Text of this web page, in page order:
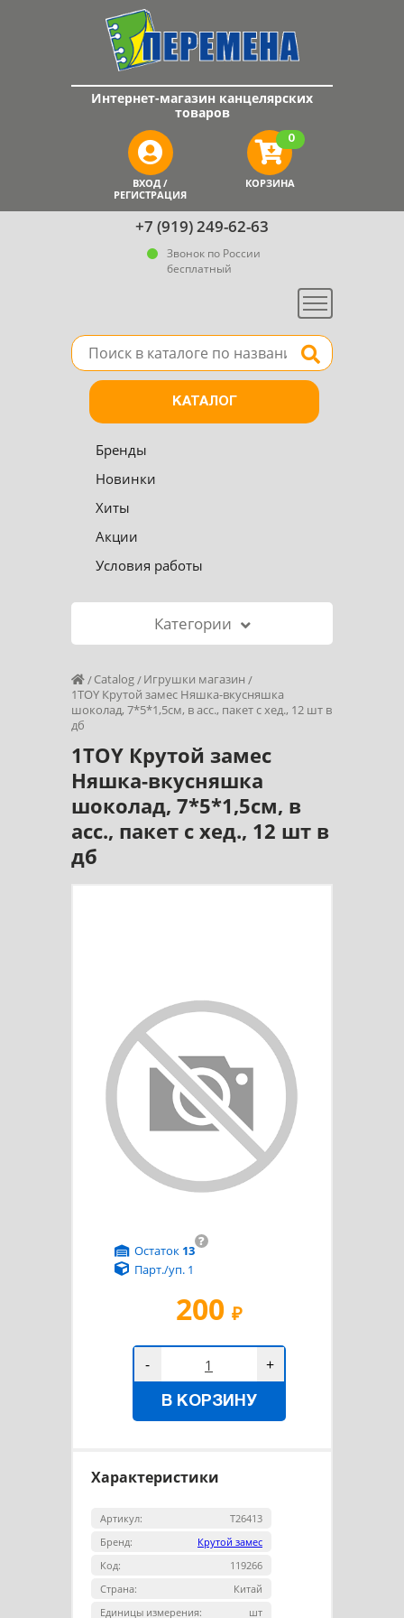
+7 (919) 249-62-63
Звонок по России
бесплатный
Меню
Интернет-магазин канцелярских
товаров
ВХОД /
РЕГИСТРАЦИЯ
КОРЗИНА
0
Поле для поиска товара в каталоге Найти
КАТАЛОГ
Бренды
Новинки
Хиты
Акции
Условия работы
Категории
Catalog
Игрушки магазин
1TOY Крутой замес Няшка-вкусняшка
шоколад, 7*5*1,5см, в асс., пакет с хед., 12 шт в
дб
1TOY Крутой замес
Няшка-вкусняшка
шоколад, 7*5*1,5см, в
асс., пакет с хед., 12 шт в
дб
200 ₽
?
Остаток 13
Парт./уп. 1
- +
В КОРЗИНУ
Характеристики
Артикул:
Т26413
Бренд:
Крутой замес
Код:
119266
Страна:
Китай
Единицы измерения:
шт